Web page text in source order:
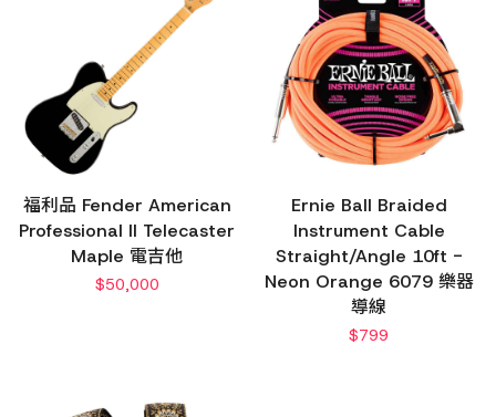
福利品 Fender American
Professional II Telecaster
Maple 電吉他
$50,000
Ernie Ball Braided
Instrument Cable
Straight/Angle 10ft -
Neon Orange 6079 樂器
導線
$799